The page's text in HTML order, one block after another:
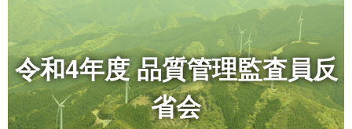
令和4年度 品質管理監査員反
省会